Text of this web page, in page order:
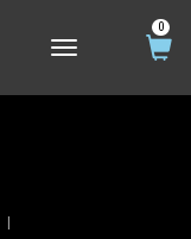
TOGGLE NAVIGATION
0